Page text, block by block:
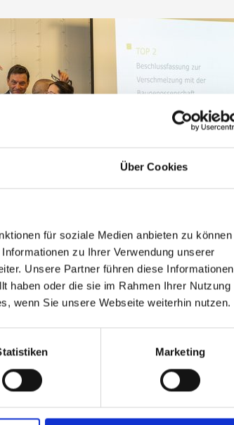
Über Cookies
für soziale Medien anbieten zu können
zu Ihrer Verwendung unserer
Unsere Partner führen diese Informationen
haben oder die sie im Rahmen Ihrer Nutzung
wenn Sie unsere Webseite weiterhin nutzen.
Marketing
Wohnraum mit hoher Lebensqualität
ist die konsequenteste Form dieser
ist nicht in der Krise, sondern dann, wenn
eG.